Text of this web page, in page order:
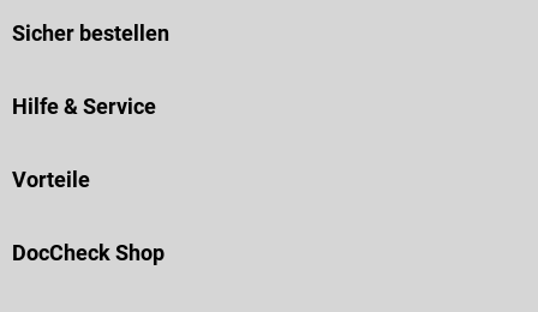
Sicher bestellen
Hilfe & Service
Vorteile
DocCheck Shop